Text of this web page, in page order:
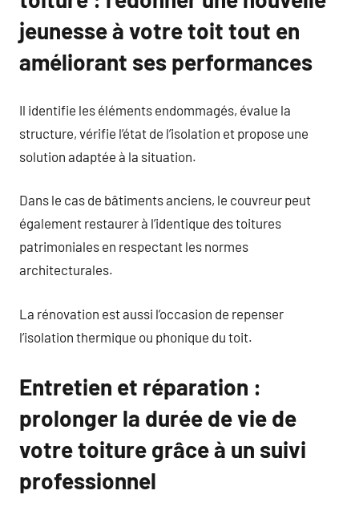
jeunesse à votre toit tout en
améliorant ses performances
Il identifie les éléments endommagés, évalue la
structure, vérifie l’état de l’isolation et propose une
solution adaptée à la situation.
Dans le cas de bâtiments anciens, le couvreur peut
également restaurer à l’identique des toitures
patrimoniales en respectant les normes
architecturales.
La rénovation est aussi l’occasion de repenser
l’isolation thermique ou phonique du toit.
Entretien et réparation :
prolonger la durée de vie de
votre toiture grâce à un suivi
professionnel